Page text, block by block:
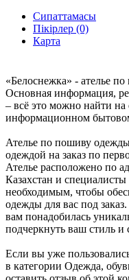
Сипаттамасы
Пікірлер (0)
Карта
«Белоснежка» - ателье
Основная информация,
– всё это можно найти
информационном
Ателье по пошиву
одеждой на заказ по
Ателье расположено по
Казахстан и
необходимым, чтобы
одежды для вас под
вам понадобилась
подчеркнуть ваш стиль и
Если вы уже
в категории Одежда,